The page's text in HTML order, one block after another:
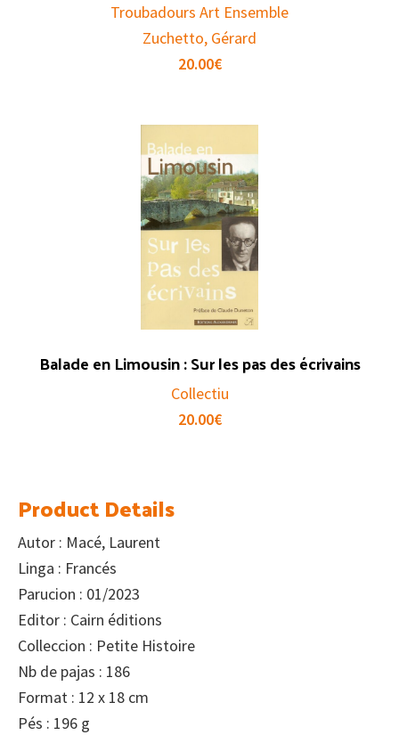
Troubadours Art Ensemble
Zuchetto, Gérard
20.00€
Balade en Limousin : Sur les pas des écrivains
Collectiu
20.00€
Product Details
Autor : Macé, Laurent
Linga : Francés
Parucion : 01/2023
Editor : Cairn éditions
Colleccion : Petite Histoire
Nb de pajas : 186
Format : 12 x 18 cm
Pés : 196 g